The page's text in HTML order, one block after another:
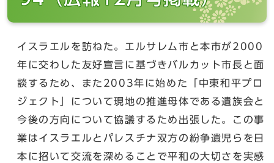
イスラエルを訪ねた。エルサレム市と本市が2000
年に交わした友好宣言に基づきバルカット市長と面
談するため、また2003年に始めた「中東和平プロ
ジェクト」について現地の推進母体である遺族会と
今後の方向について協議するため出張した。この事
業はイスラエルとパレスチナ双方の紛争遺児らを日
本に招いて交流を深めることで平和の大切さを実感